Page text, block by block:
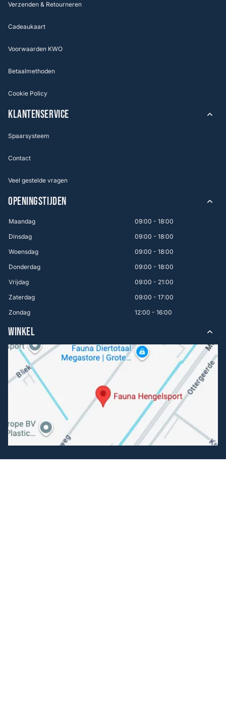
Verzenden & Retourneren
Cadeaukaart
Voorwaarden KWO
Betaalmethoden
Cookie Policy
KLANTENSERVICE
Spaarsysteem
Contact
Veel gestelde vragen
OPENINGSTIJDEN
Maandag
09:00 - 18:00
Dinsdag
09:00 - 18:00
Woensdag
09:00 - 18:00
Donderdag
09:00 - 18:00
Vrijdag
09:00 - 21:00
Zaterdag
09:00 - 17:00
Zondag
12:00 - 16:00
WINKEL